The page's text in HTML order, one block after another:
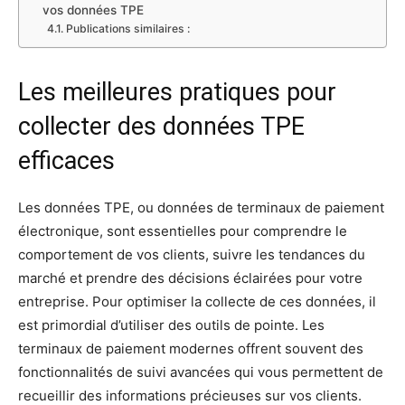
vos données TPE
Publications similaires :
Les meilleures pratiques pour
collecter des données TPE
efficaces
Les données TPE, ou données de terminaux de paiement
électronique, sont essentielles pour comprendre le
comportement de vos clients, suivre les tendances du
marché et prendre des décisions éclairées pour votre
entreprise. Pour optimiser la collecte de ces données, il
est primordial d’utiliser des outils de pointe. Les
terminaux de paiement modernes offrent souvent des
fonctionnalités de suivi avancées qui vous permettent de
recueillir des informations précieuses sur vos clients.